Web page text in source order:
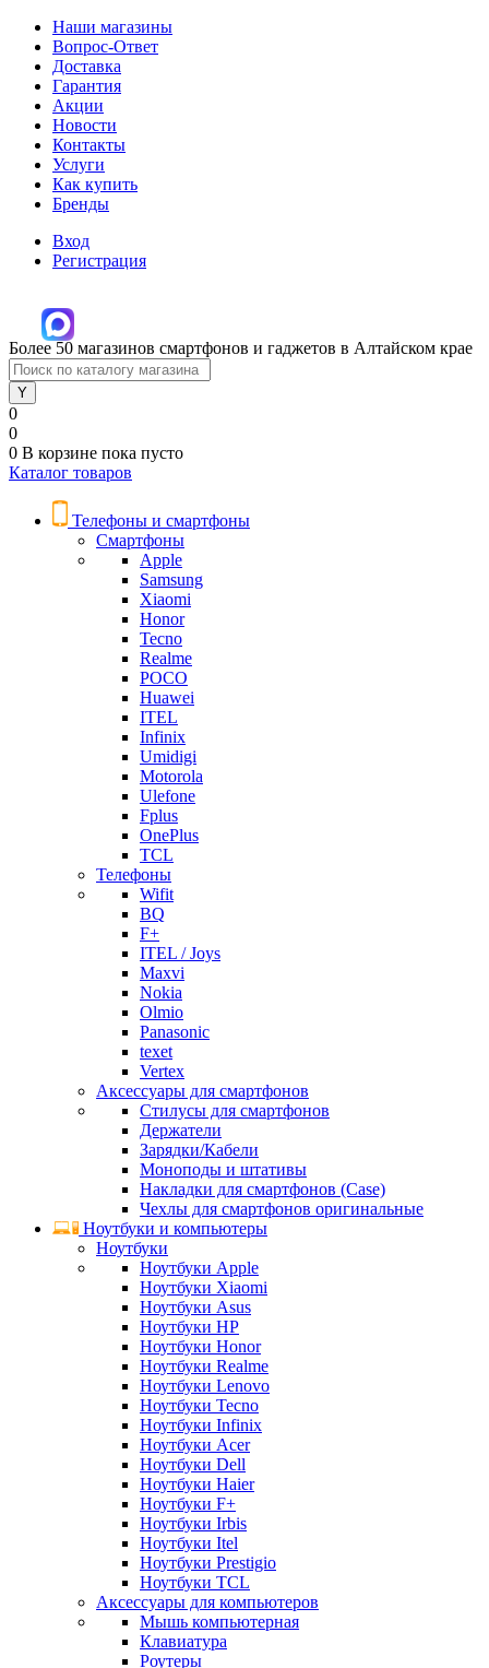
Наши магазины
Вопрос-Ответ
Доставка
Гарантия
Акции
Новости
Контакты
Услуги
Как купить
Бренды
Вход
Регистрация
Более 50 магазинов смартфонов и гаджетов в Алтайском крае
0
0
0 В корзине пока пусто
Каталог товаров
Телефоны и смартфоны
Смартфоны
Apple
Samsung
Xiaomi
Honor
Tecno
Realme
POCO
Huawei
ITEL
Infinix
Umidigi
Motorola
Ulefone
Fplus
OnePlus
TCL
Телефоны
Wifit
BQ
F+
ITEL / Joys
Maxvi
Nokia
Olmio
Panasonic
texet
Vertex
Аксессуары для смартфонов
Стилусы для смартфонов
Держатели
Зарядки/Кабели
Моноподы и штативы
Накладки для смартфонов (Case)
Чехлы для смартфонов оригинальные
Ноутбуки и компьютеры
Ноутбуки
Ноутбуки Apple
Ноутбуки Xiaomi
Ноутбуки Asus
Ноутбуки HP
Ноутбуки Honor
Ноутбуки Realme
Ноутбуки Lenovo
Ноутбуки Tecno
Ноутбуки Infinix
Ноутбуки Acer
Ноутбуки Dell
Ноутбуки Haier
Ноутбуки F+
Ноутбуки Irbis
Ноутбуки Itel
Ноутбуки Prestigio
Ноутбуки TCL
Аксессуары для компьютеров
Мышь компьютерная
Клавиатура
Роутеры